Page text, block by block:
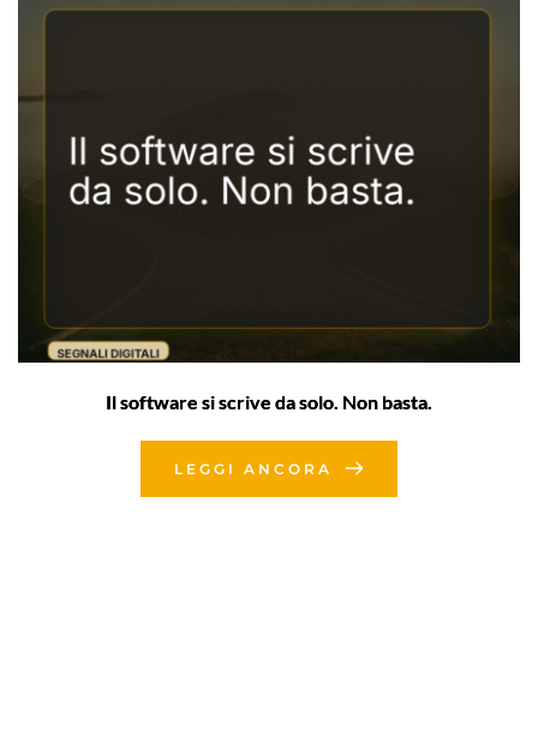
Il software si scrive da solo. Non basta.
LEGGI ANCORA